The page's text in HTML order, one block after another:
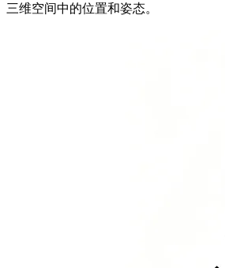
三维空间中的位置和姿态。